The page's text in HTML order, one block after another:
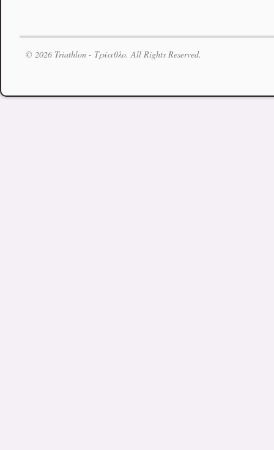
© 2026 Triathlon - Τρίαθλο. All Rights Reserved.